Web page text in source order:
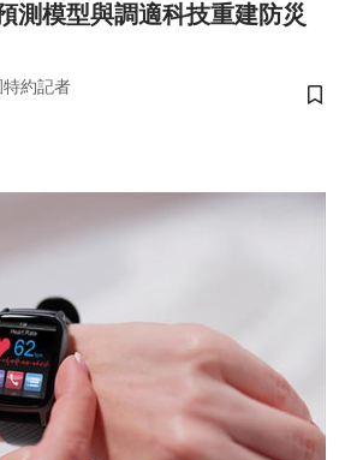
測模型與調適科技重建防災
約記者
儲